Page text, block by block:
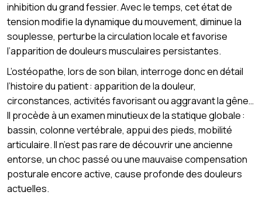
inhibition du grand fessier. Avec le temps, cet état de
tension modifie la dynamique du mouvement, diminue la
souplesse, perturbe la circulation locale et favorise
l’apparition de douleurs musculaires persistantes.
L’ostéopathe, lors de son bilan, interroge donc en détail
l’histoire du patient : apparition de la douleur,
circonstances, activités favorisant ou aggravant la gêne…
Il procède à un examen minutieux de la statique globale :
bassin, colonne vertébrale, appui des pieds, mobilité
articulaire. Il n’est pas rare de découvrir une ancienne
entorse, un choc passé ou une mauvaise compensation
posturale encore active, cause profonde des douleurs
actuelles.